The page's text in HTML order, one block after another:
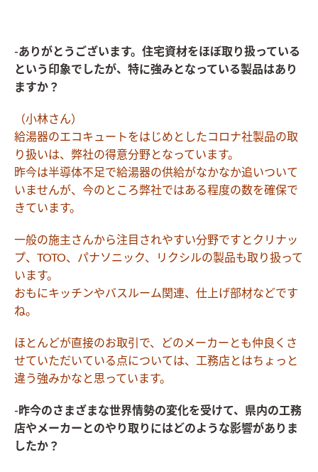
-ありがとうございます。住宅資材をほぼ取り扱っている
という印象でしたが、特に強みとなっている製品はあり
ますか？
（小林さん）
給湯器のエコキュートをはじめとしたコロナ社製品の取
り扱いは、弊社の得意分野となっています。
昨今は半導体不足で給湯器の供給がなかなか追いついて
いませんが、今のところ弊社ではある程度の数を確保で
きています。
一般の施主さんから注目されやすい分野ですとクリナッ
プ、TOTO、パナソニック、リクシルの製品も取り扱って
います。
おもにキッチンやバスルーム関連、仕上げ部材などです
ね。
ほとんどが直接のお取引で、どのメーカーとも仲良くさ
せていただいている点については、工務店とはちょっと
違う強みかなと思っています。
-昨今のさまざまな世界情勢の変化を受けて、県内の工務
店やメーカーとのやり取りにはどのような影響がありま
したか？